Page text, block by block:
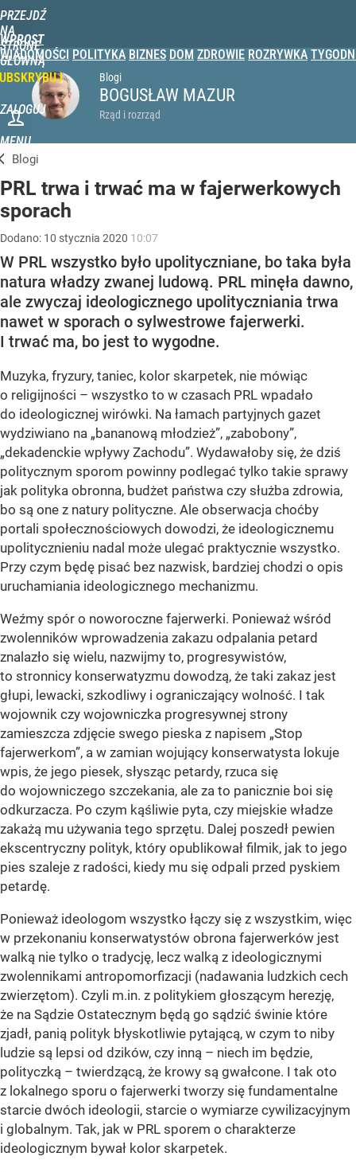
PRZEJDŹ
NA
STRONĘ
GŁÓWNĄ
WPROST
WIADOMOŚCI POLITYKA BIZNES DOM ZDROWIE ROZRYWKA
ZALOGUJ
MENU
Blogi
BOGUSŁAW MAZUR
Rząd i rozrząd
Blogi
PRL trwa i trwać ma w fajerwerkowych
sporach
Dodano: 10 stycznia 2020 10:07
W PRL wszystko było upolityczniane, bo taka była
natura władzy zwanej ludową. PRL minęła dawno,
ale zwyczaj ideologicznego upolityczniania trwa
nawet w sporach o sylwestrowe fajerwerki.
I trwać ma, bo jest to wygodne.
Muzyka, fryzury, taniec, kolor skarpetek, nie mówiąc
o religijności – wszystko to w czasach PRL wpadało
do ideologicznej wirówki. Na łamach partyjnych gazet
wydziwiano na „bananową młodzież”, „zabobony”,
„dekadenckie wpływy Zachodu”. Wydawałoby się, że dziś
politycznym sporom powinny podlegać tylko takie sprawy
jak polityka obronna, budżet państwa czy służba zdrowia,
bo są one z natury polityczne. Ale obserwacja choćby
portali społecznościowych dowodzi, że ideologicznemu
upolitycznieniu nadal może ulegać praktycznie wszystko.
Przy czym będę pisać bez nazwisk, bardziej chodzi o opis
uruchamiania ideologicznego mechanizmu.
Weźmy spór o noworoczne fajerwerki. Ponieważ wśród
zwolenników wprowadzenia zakazu odpalania petard
znalazło się wielu, nazwijmy to, progresywistów,
to stronnicy konserwatyzmu dowodzą, że taki zakaz jest
głupi, lewacki, szkodliwy i ograniczający wolność. I tak
wojownik czy wojowniczka progresywnej strony
zamieszcza zdjęcie swego pieska z napisem „Stop
fajerwerkom”, a w zamian wojujący konserwatysta lokuje
wpis, że jego piesek, słysząc petardy, rzuca się
do wojowniczego szczekania, ale za to panicznie boi się
odkurzacza. Po czym kąśliwie pyta, czy miejskie władze
zakażą mu używania tego sprzętu. Dalej poszedł pewien
ekscentryczny polityk, który opublikował filmik, jak to jego
pies szaleje z radości, kiedy mu się odpali przed pyskiem
petardę.
Ponieważ ideologom wszystko łączy się z wszystkim, więc
w przekonaniu konserwatystów obrona fajerwerków jest
walką nie tylko o tradycję, lecz walką z ideologicznymi
zwolennikami antropomorfizacji (nadawania ludzkich cech
zwierzętom). Czyli m.in. z politykiem głoszącym herezję,
że na Sądzie Ostatecznym będą go sądzić świnie które
zjadł, panią polityk błyskotliwie pytającą, w czym to niby
ludzie są lepsi od dzików, czy inną – niech im będzie,
polityczką – twierdzącą, że krowy są gwałcone. I tak oto
z lokalnego sporu o fajerwerki tworzy się fundamentalne
starcie dwóch ideologii, starcie o wymiarze cywilizacyjnym
i globalnym. Tak, jak w PRL sporem o charakterze
ideologicznym bywał kolor skarpetek.